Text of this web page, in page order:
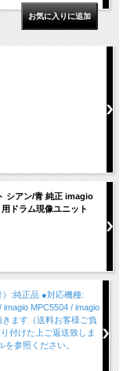
シアン/青 純正 imagio
ドラム現像ユニット
:純正品 ●対応機種:
imagio MPC5504 / imagio
ます（送料お客様ご負
付けた上ご返送致しま
参照ください。